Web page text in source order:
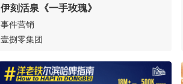
伊刻活泉《一手玫瑰》
事件营销
壹捌零集团